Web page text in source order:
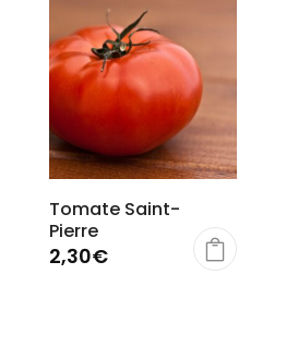
Tomate Saint-
Pierre
2,30€